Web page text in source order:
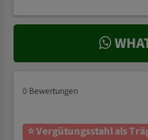
0 Bewertungen
⭐ Vergütungsstahl als